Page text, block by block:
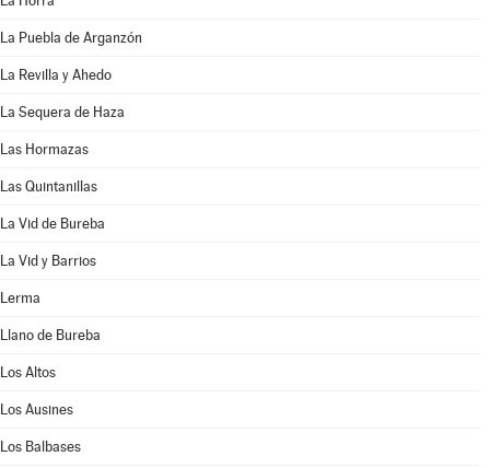
La Puebla de Arganzón
La Revilla y Ahedo
La Sequera de Haza
Las Hormazas
Las Quintanillas
La Vid de Bureba
La Vid y Barrios
Lerma
Llano de Bureba
Los Altos
Los Ausines
Los Balbases